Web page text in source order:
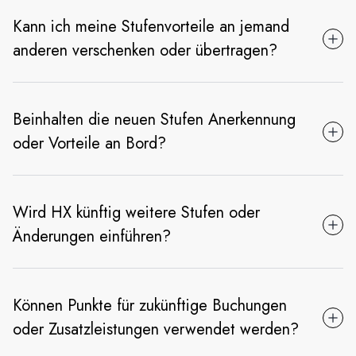
Kann ich meine Stufenvorteile an jemand
anderen verschenken oder übertragen?
Beinhalten die neuen Stufen Anerkennung
oder Vorteile an Bord?
Wird HX künftig weitere Stufen oder
Änderungen einführen?
Können Punkte für zukünftige Buchungen
oder Zusatzleistungen verwendet werden?